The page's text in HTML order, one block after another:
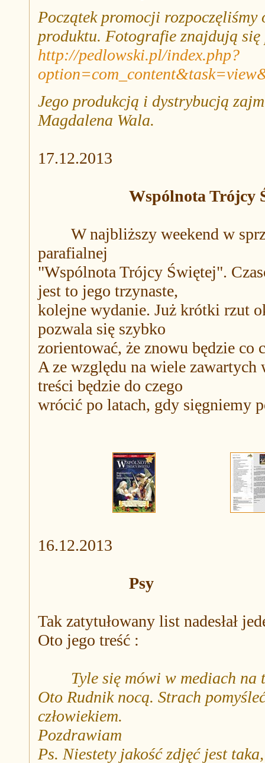
Początek promocji rozpoczęliśmy
produktu. Fotografie znajdują się
http://pedlowski.pl/index.php?
Jego produkcją i dystrybucją
Magdalena Wala.
17.12.2013
Wspólnota Trójcy
W najbliższy weekend w
parafialnej
"Wspólnota Trójcy Świętej".
jest to jego trzynaste,
kolejne wydanie. Już krótki rzut
pozwala się szybko
zorientować, że znowu będzie co
A ze względu na wiele zawartych
treści będzie do czego
wrócić po latach, gdy sięgniemy
16.12.2013
Psy
Tak zatytułowany list nadesłał
Oto jego treść :
Tyle się mówi w mediach na
Oto Rudnik nocą. Strach
człowiekiem.
Pozdrawiam
Ps. Niestety jakość zdjęć jest